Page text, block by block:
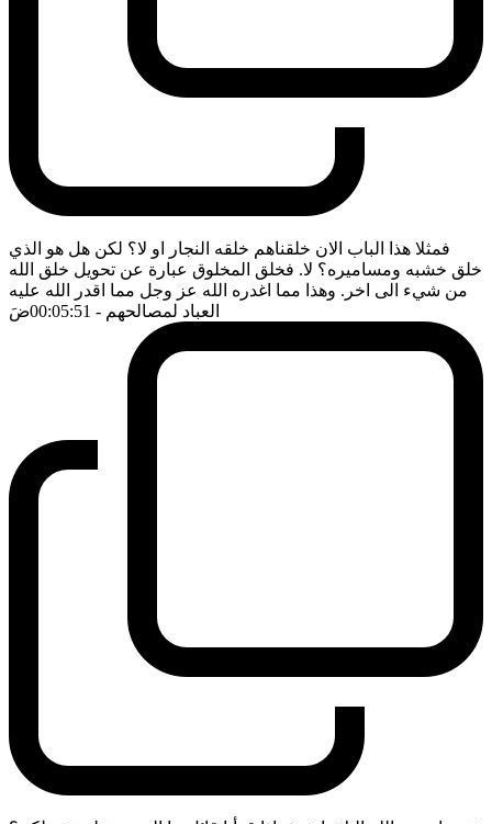
فمثلا هذا الباب الان خلقناهم خلقه النجار او لا؟ لكن هل هو الذي
خلق خشبه ومساميره؟ لا. فخلق المخلوق عبارة عن تحويل خلق الله
من شيء الى اخر. وهذا مما اغدره الله عز وجل مما اقدر الله عليه
العباد لمصالحهم - 00:05:51 ضَ